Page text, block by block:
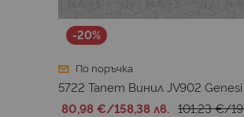
-20%
По поръчка
5722 Тапет Винил JV902 Genesi
80,98 €/158,38 лв. 101,23 €/